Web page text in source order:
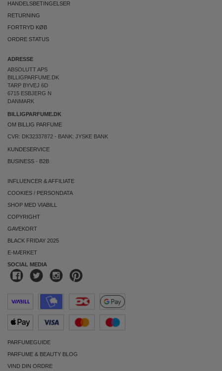
HANDELSBETINGELSER
RETURNING
FORTRYD KØB
ORDRE STATUS
ADRESSE
ABSOLUTT APS
BILLIGPARFUME.DK
TARP BYVEJ 6D
6715 ESBJERG N
DANMARK
BILLIGPARFUME.DK
OM BILLIG PARFUME
CVR: DK32337872 - BANK: JYSKE BANK
KUNDESERVICE
BUSINESS - B2B
INFLUENCER & AFFILIATE
COOKIES / PERSONDATA
SHOP MED VIABILL
COPYRIGHT
GAVEKORT
BLACK FRIDAY 2025
E-MÆRKET
SOCIAL MEDIA
PARFUMEGUIDE
PARFUME & BEAUTY BLOG
VIND DIN ORDRE